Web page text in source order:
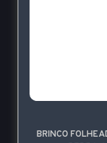
BRINCO